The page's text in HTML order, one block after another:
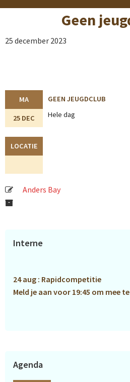
Geen
25 december 2023
MA
25 DEC
GEEN JEUGDCLUB
Hele dag
LOCATIE
Anders Bay
Primaire
Interne
24 aug : Rapidcompetitie
Meld je aan voor 19:45 om mee
Agenda